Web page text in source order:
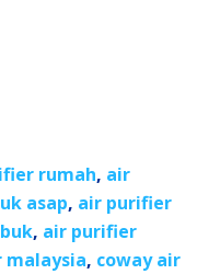
rumah, air
asap, air purifier
, air purifier
malaysia, coway air